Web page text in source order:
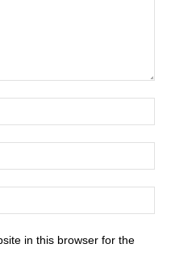
in this browser for the